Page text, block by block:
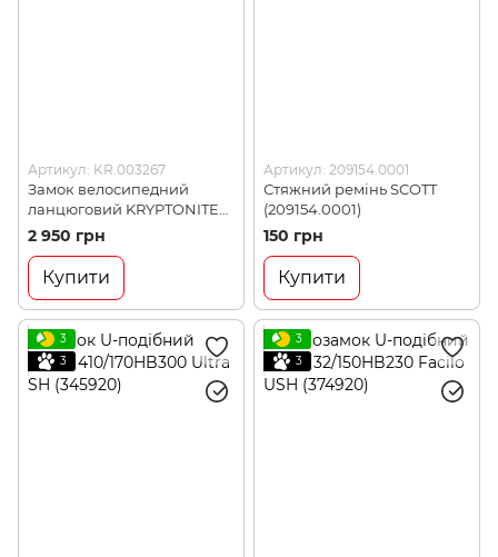
Артикул: KR.003267
Замок велосипедний
ланцюговий KRYPTONITE
KRYPTOLOK 990 9,5 x 900
мм кодовий (KR.003267)
2 950 грн
Купити
Артикул: 209154.0001
Стяжний ремінь SCOTT
(209154.0001)
150 грн
Купити
3
3
3
3